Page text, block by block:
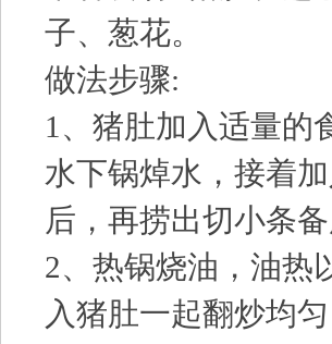
子、葱花。
做法步骤:
1、猪肚加入适量的
水下锅焯水，接着
后，再捞出切小条备
2、热锅烧油，油热
入猪肚一起翻炒均